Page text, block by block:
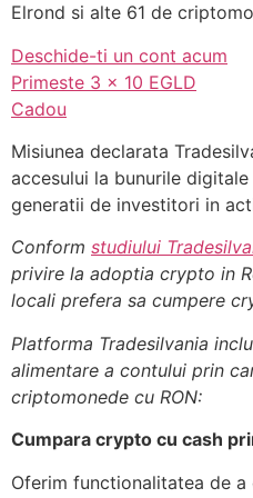
Elrond si alte 61 de
Deschide-ti un cont acum
Primeste 3 x 10 EGLD
Cadou
Misiunea declarata
accesului la bunurile
generatii de investitori in
Conform studiului
privire la adoptia crypto in
locali prefera sa cumpere
Platforma Tradesilvania
alimentare a contului prin
criptomonede cu RON:
Cumpara crypto cu cash
Oferim functionalitatea de